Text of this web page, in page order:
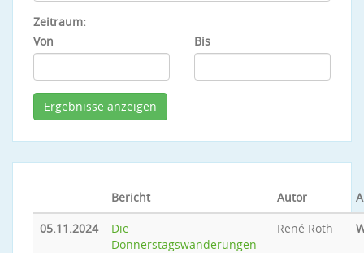
Zeitraum:
Von
Bis
Bericht Autor
05.11.2024
Die
Donnerstagswanderungen
René Roth